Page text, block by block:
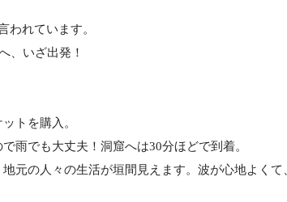
われています。
、いざ出発！
トを購入。
雨でも大丈夫！洞窟へは30分ほどで到着。
元の人々の生活が垣間見えます。波が心地よくて